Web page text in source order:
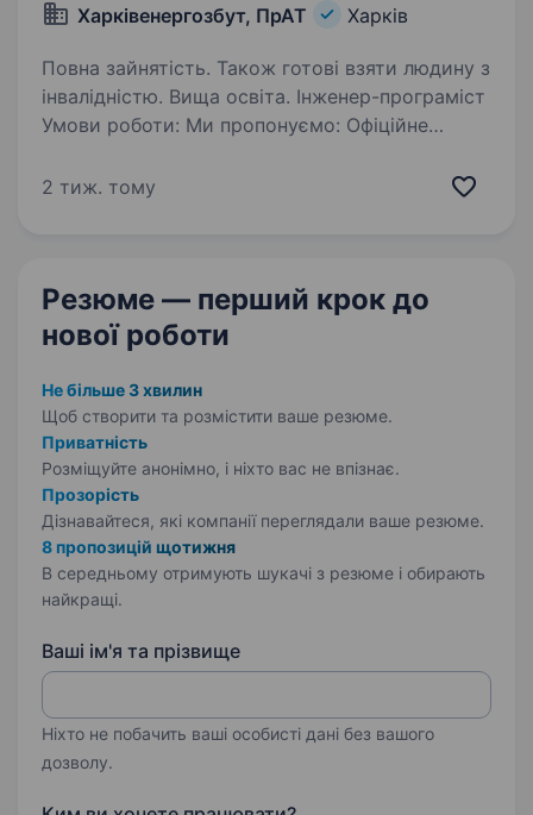
Харківенергозбут, ПрАТ Харків
Повна зайнятість. Також готові взяти людину з
інвалідністю. Вища освіта. Інженер-програміст
Умови роботи: Ми пропонуємо: Офіційне
законодавством; Повну зайнятість;
2 тиж. тому
Резюме — перший крок до
нової роботи
Не більше 3 хвилин
Щоб створити та розмістити ваше резюме.
Приватність
Розміщуйте анонімно, і ніхто вас не впізнає.
Прозорість
Дізнавайтеся, які компанії переглядали ваше резюме.
8 пропозицій щотижня
В середньому отримують шукачі з резюме і обирають
найкращі.
Ваші ім'я та прізвище
Ніхто не побачить ваші особисті дані без вашого
дозволу.